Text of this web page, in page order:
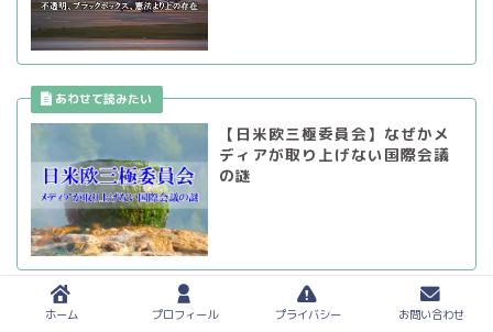
【日米欧三極委員会】なぜかメ
ディアが取り上げない国際会議
の謎
関連商品
ホーム プロフィール プライバシー お問い合わせ